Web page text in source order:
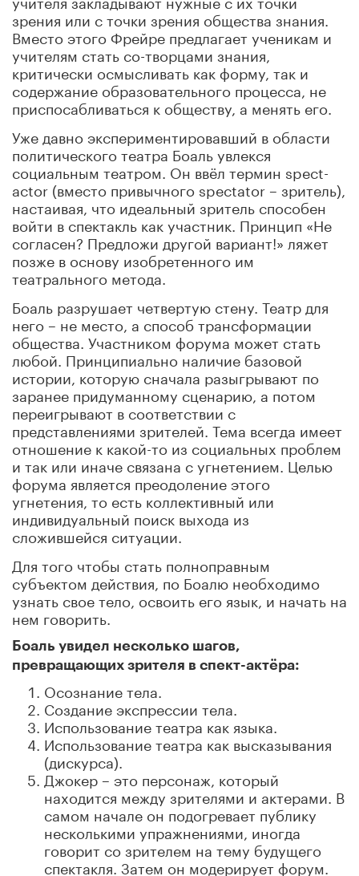
зрения или с точки зрения общества знания.
Вместо этого Фрейре предлагает ученикам и
учителям стать со-творцами знания,
критически осмысливать как форму, так и
содержание образовательного процесса, не
приспосабливаться к обществу, а менять его.
Уже давно экспериментировавший в области
политического театра Боаль увлекся
социальным театром. Он ввёл термин spect-
actor (вместо привычного spectator – зритель),
настаивая, что идеальный зритель способен
войти в спектакль как участник. Принцип «Не
согласен? Предложи другой вариант!» ляжет
позже в основу изобретенного им
театрального метода.
Боаль разрушает четвертую стену. Театр для
него – не место, а способ трансформации
общества. Участником форума может стать
любой. Принципиально наличие базовой
истории, которую сначала разыгрывают по
заранее придуманному сценарию, а потом
переигрывают в соответствии с
представлениями зрителей. Тема всегда имеет
отношение к какой-то из социальных проблем
и так или иначе связана с угнетением. Целью
форума является преодоление этого
угнетения, то есть коллективный или
индивидуальный поиск выхода из
сложившейся ситуации.
Для того чтобы стать полноправным
субъектом действия, по Боалю необходимо
узнать свое тело, освоить его язык, и начать на
нем говорить.
Боаль увидел несколько шагов,
превращающих зрителя в спект-актёра:
Осознание тела.
Создание экспрессии тела.
Использование театра как языка.
Использование театра как высказывания
(дискурса).
Джокер – это персонаж, который
находится между зрителями и актерами. В
самом начале он подогревает публику
несколькими упражнениями, иногда
говорит со зрителем на тему будущего
спектакля. Затем он модерирует форум.